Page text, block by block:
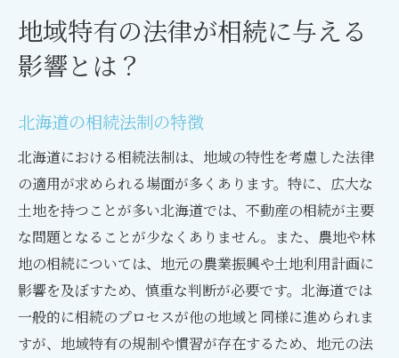
地域特有の法律が相続に与える
影響とは？
北海道の相続法制の特徴
北海道における相続法制は、地域の特性を考慮した法律
の適用が求められる場面が多くあります。特に、広大な
土地を持つことが多い北海道では、不動産の相続が主要
な問題となることが少なくありません。また、農地や林
地の相続については、地元の農業振興や土地利用計画に
影響を及ぼすため、慎重な判断が必要です。北海道では
一般的に相続のプロセスが他の地域と同様に進められま
すが、地域特有の規制や慣習が存在するため、地元の法